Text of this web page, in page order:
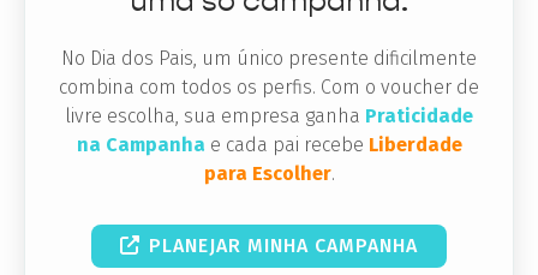
No Dia dos Pais, um único presente dificilmente
combina com todos os perfis. Com o voucher de
livre escolha, sua empresa ganha Praticidade
na Campanha e cada pai recebe Liberdade
para Escolher.
PLANEJAR MINHA CAMPANHA